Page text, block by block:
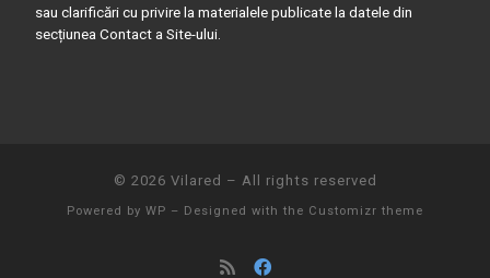
sau clarificări cu privire la materialele publicate la datele din
secțiunea Contact a Site-ului.
© 2026 Vilared – All rights reserved
Powered by WP – Designed with the Customizr theme